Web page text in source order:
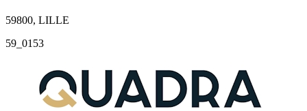
59800, LILLE
59_0153